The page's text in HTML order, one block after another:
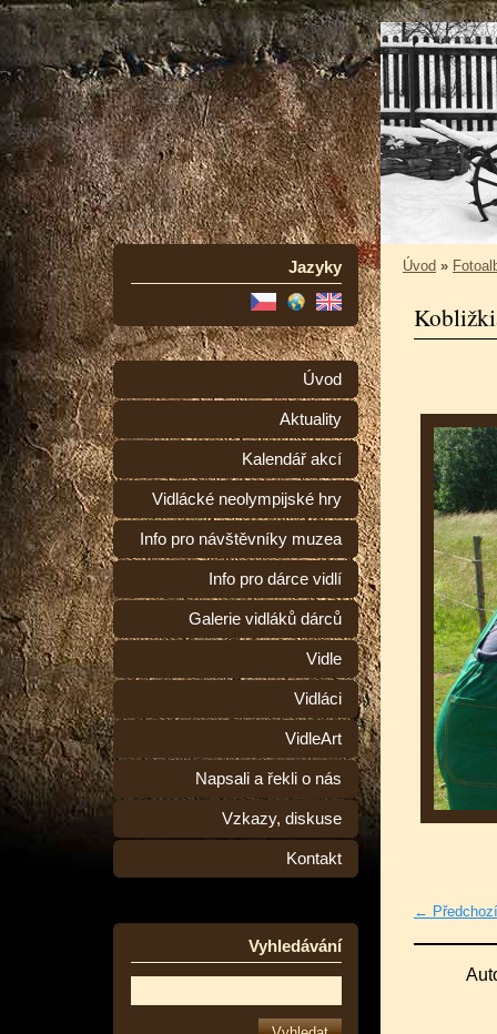
Jazyky
Úvod
Aktuality
Kalendář akcí
Vidlácké neolympijské hry
Info pro návštěvníky muzea
Info pro dárce vidlí
Galerie vidláků dárců
Vidle
Vidláci
VidleArt
Napsali a řekli o nás
Vzkazy, diskuse
Kontakt
Vyhledávání
Úvod »
← Předchozí